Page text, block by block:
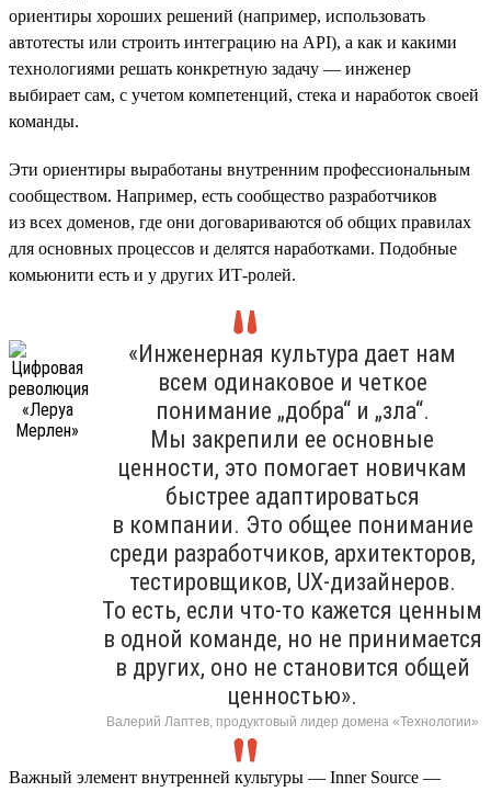
ориентиры хороших решений (например, использовать
автотесты или строить интеграцию на API), а как и какими
технологиями решать конкретную задачу — инженер
выбирает сам, с учетом компетенций, стека и наработок своей
команды.
Эти ориентиры выработаны внутренним профессиональным
сообществом. Например, есть сообщество разработчиков
из всех доменов, где они договариваются об общих правилах
для основных процессов и делятся наработками. Подобные
комьюнити есть и у других ИТ-ролей.
«Инженерная культура дает нам
всем одинаковое и четкое
понимание „добра“ и „зла“.
Мы закрепили ее основные
ценности, это помогает новичкам
быстрее адаптироваться
в компании. Это общее понимание
среди разработчиков, архитекторов,
тестировщиков, UX-дизайнеров.
То есть, если что-то кажется ценным
в одной команде, но не принимается
в других, оно не становится общей
ценностью».
Валерий Лаптев, продуктовый лидер домена «Технологии»
Важный элемент внутренней культуры — Inner Source —